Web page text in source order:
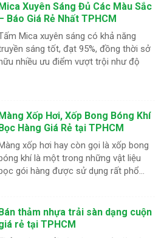
Xuyên Sáng Đủ Các Màu Sắc
Báo Giá Rẻ Nhất TPHCM
Mica xuyên sáng có khả năng
sáng tốt, đạt 95%, đồng thời sở
nhiều ưu điểm vượt trội như độ
Xốp Hơi, Xốp Bong Bóng Khí
Hàng Giá Rẻ tại TPHCM
xốp hơi hay còn gọi là xốp bong
khí là một trong những vật liệu
gói hàng được sử dụng rất phổ...
thảm nhựa trải sàn dạng cuộn
rẻ tại TPHCM